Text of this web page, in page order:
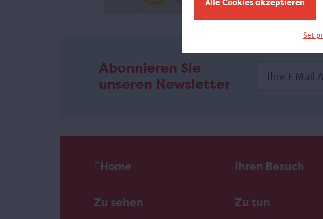
Alle Cookies akzeptieren
Set
Abonnieren Sie
unseren Newsletter
Home Ihren Besuch
Zu sehen Zu tun